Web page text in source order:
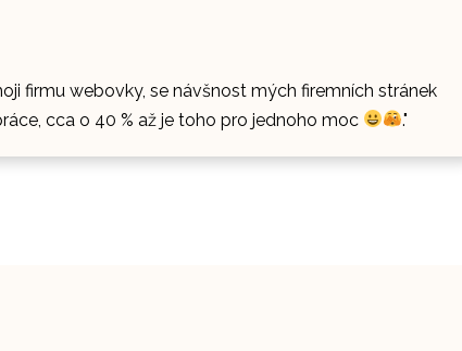
firmu webovky, se návšnost mých firemních stránek
cca o 40 % až je toho pro jednoho moc
."